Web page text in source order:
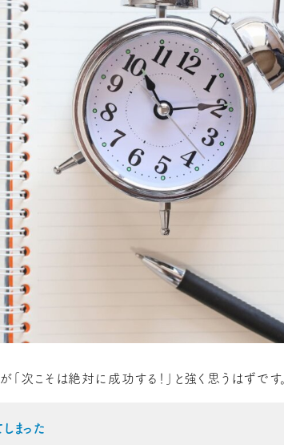
次こそは絶対に成功する！」と強く思うはずです。
まった